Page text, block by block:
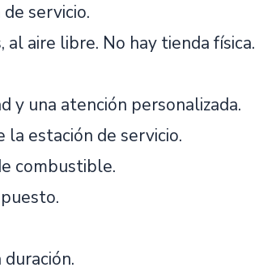
servicio.
aire libre. No hay tienda física.
y una atención personalizada.
estación de servicio.
combustible.